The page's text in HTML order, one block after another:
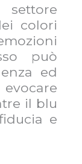
colori
può
ed
il blu
e